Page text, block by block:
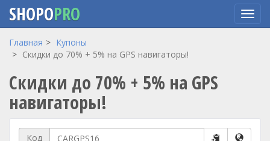
Перейти
содержанию
SHOPOPRO
Главная
Купоны
Скидки до 70% + 5% на GPS навигаторы!
Скидки до 70% + 5% на GPS
навигаторы!
Код